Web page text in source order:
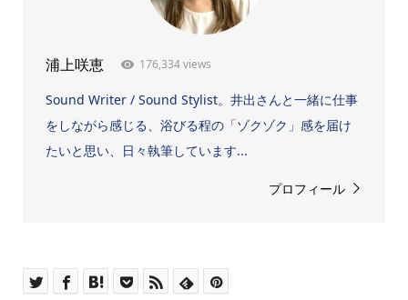
浦上咲恵 176,334 views
Sound Writer / Sound Stylist。井出さんと一緒に仕事
をしながら感じる、浴びる程の「ゾクゾク」感を届け
たいと思い、日々執筆しています...
プロフィール